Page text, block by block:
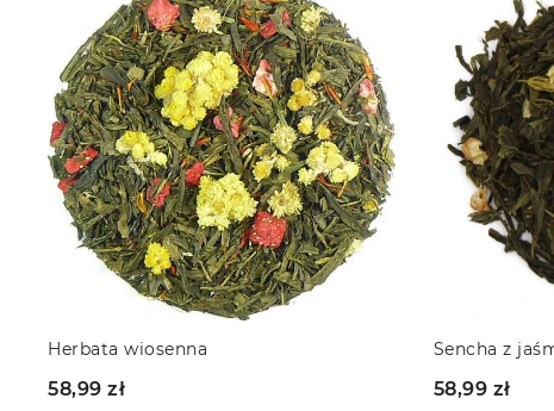
Sencha z jaśminem
58,99 zł
Milk Oolong
58,99 zł